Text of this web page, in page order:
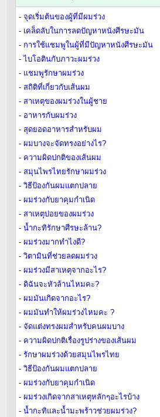
-จุดเริ่มต้นของผู้ที่มีผมร่วง
- เคล็ดลับในการลดปัญหาหนังศีรษะมัน
- การใช้แชมพูในผู้ที่มีปัญหาหนังศีรษะมัน
-ไบโอตินกับภาวะผมร่วง
- แชมพูรักษาผมร่วง
-สถิติที่เกี่ยวกับเส้นผม
-สาเหตุของผมร่วงในผู้ชาย
- อาหารกับผมร่วง
-สุดยอดอาหารสำหรับผม
-ผมบางจะจัดทรงอย่างไร?
- ความผิดปกติของเส้นผม
-สมุนไพรไทยรักษาผมร่วง
-วิธีป้องกันผมแตกปลาย
-ผมร่วงกับยาคุมกำเนิด
-สาเหตุบ่อยของผมร่วง
-น้ำกะทิรักษาศีรษะล้าน?
-ผมร่วงมากทำไงดี?
-วิตามินที่ช่วยลดผมร่วง
-ผมร่วงมีสาเหตุจากอะไร?
-ดิฉันจะหัวล้านไหมคะ?
-ผมมันเกิดจากอะไร?
-ผมมันทำให้ผมร่วงไหมคะ ?
-จัดแต่งทรงผมสำหรับคนผมบาง
- ความผิดปกติเรื่องรูปร่างของเส้นผม
-รักษาผมร่วงด้วยสมุนไพรไทย
-วิธีป้องกันผมแตกปลาย
-ผมร่วงกับยาคุมกำเนิด
-ผมร่วงเกิดจากสาเหตุหลักๆอะไรบ้าง
-น้ำกะทิและน้ำมะพร้าวช่วยผมร่วง?